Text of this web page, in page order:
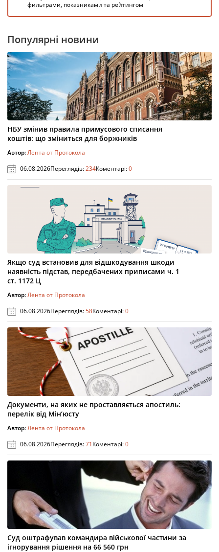
фильтрами, показниками та рейтингом
Популярні новини
НБУ змінив правила примусового списання
коштів: що зміниться для боржників
Автор:Лента от Протокола
06.08.2026Переглядів:234Коментарі:0
Якщо суд встановив для відшкодування шкоди
наявність підстав, передбачених приписами ч. 1
ст. 1172 Ц
Автор:Лента от Протокола
06.08.2026Переглядів:58Коментарі:0
Документи, на яких не проставляється апостиль:
перелік від Мін’юсту
Автор:Лента от Протокола
06.08.2026Переглядів:71Коментарі:0
Суд оштрафував командира військової частини за
ігнорування рішення на 66 560 грн